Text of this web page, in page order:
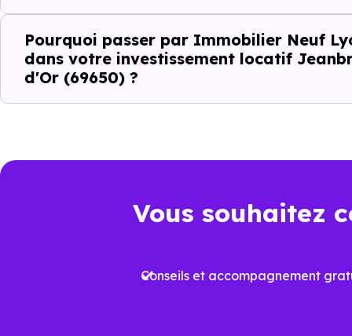
Ledispositif Jeanbrun
Ce que le
Ledispositif Jeanbruna été
Pourquoi passer par Immobilier Neuf
dans votre investissement locatif
d'Or (69650) ?
Vous souhaitez
Conseils et accompagnement